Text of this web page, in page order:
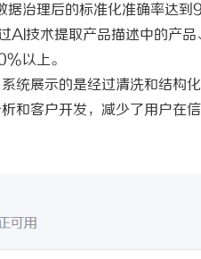
治理后的标准化准确率达
AI技术提取产品描述中的产
以上。
统展示的是经过清洗和结构
和客户开发，减少了用户在